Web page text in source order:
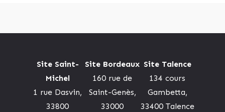
Site Saint-
Michel
1 rue Dasvin,
33800
Site Bordeaux
160 rue de
Saint-Genès,
33000
Site Talence
134 cours
Gambetta,
33400 Talence